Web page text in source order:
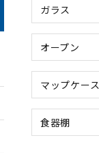
ガラス
オープン
マップケース
食器棚